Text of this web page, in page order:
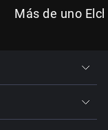
Más de uno